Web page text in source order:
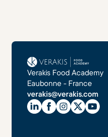
Verakis Food Academy
Eaubonne - France
verakis@verakis.com